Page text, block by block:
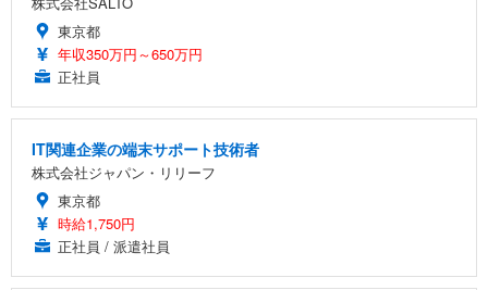
能 人間工学 椅子 腰サポート 90度跳ね上げ式アーム
ョン PCチェア 通気性メッシュ ゲーミング/勉強/事
ワーク チェア 強化バックレスト 30度ロッキング機
能 人間工学 椅子 腰サポート 90度跳ね上げ式アーム
レスト 3Dヘッドレスト ハンガー付き 高反発クッシ
ョン PCチェア 通気性メッシュ ゲーミング/勉強/事
￥7,680
ANDWINT オフィスチェア デスクチェア 肘なし メ
ッシュ 通気性 ランバーサポート付き 腰サポート ガ
ト 幅52×奥行58.5×高さ84～96cm テレワーク 在宅
ー フルHD（1920×1080）VA 非光沢 HDMI/DisplayP
ort/VGA スピーカー内蔵 高さ調整 スイベル VESA対
応 ComfortView ビジネス向け
￥15,800
【MiniLED/24.5inch/280Hz/FHD】GRAPHT THE S
HOOTER Gaming Monitor 24” Essential ゲーミン
像低減 (3年保証 | 輝点保証 | 日本メーカー)
限定】 Smart Basic アイリスオーヤマ ペットシーツ
超厚型 お徳用 ワイド 100枚入 (x 1) (ケース販売)
￥3,670
アイリスオーヤマ ペットシーツ 超厚型 お徳用 レギ
ュラー 200枚入【Amazon.co.jp限定】
東京都
年収350万円～650万円
正社員
IT関連企業の端末サポート技術者
株式会社ジャパン・リリーフ
東京都
時給1,750円
正社員 / 派遣社員